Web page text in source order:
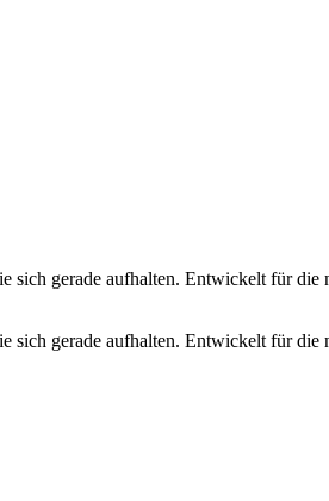
gerade aufhalten. Entwickelt für die
gerade aufhalten. Entwickelt für die